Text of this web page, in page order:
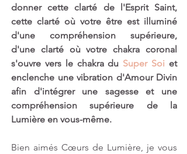
donner cette clarté de l'Esprit Saint,
cette clarté où votre être est illuminé
d'une compréhension supérieure,
d'une clarté où votre chakra coronal
s'ouvre vers le chakra du Super Soi et
enclenche une vibration d'Amour Divin
afin d'intégrer une sagesse et une
compréhension supérieure de la
Lumière en vous-même.
Bien aimés Cœurs de Lumière, je vous